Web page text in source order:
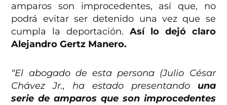
amparos son improcedentes, así que, no
podrá evitar ser detenido una vez que se
cumpla la deportación. Así lo dejó claro
Alejandro Gertz Manero.
“El abogado de esta persona (Julio César
Chávez Jr., ha estado presentando una
serie de amparos que son improcedentes